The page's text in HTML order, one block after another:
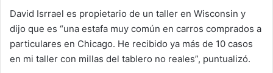
David Isrrael es propietario de un taller en Wisconsin y
dijo que es “una estafa muy común en carros comprados a
particulares en Chicago. He recibido ya más de 10 casos
en mi taller con millas del tablero no reales”, puntualizó.